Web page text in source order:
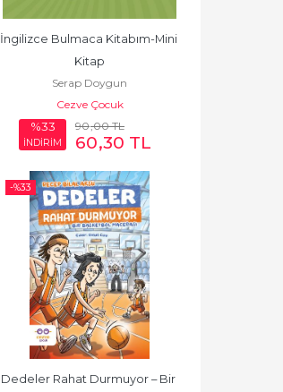
İngilizce Bulmaca Kitabım-Mini
Kitap
Serap Doygun
Cezve Çocuk
%33
İNDİRİM
90,00TL
60,30 TL
-%33
Dedeler Rahat Durmuyor – Bir